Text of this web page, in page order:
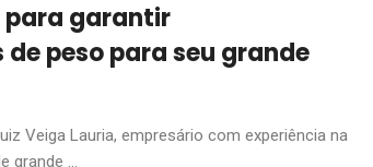
para garantir
peso para seu grande
Veiga Lauria, empresário com experiência na
grande ...